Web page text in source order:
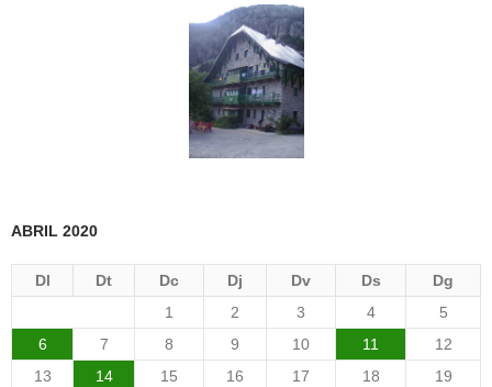
ABRIL 2020
Dl Dt Dc Dj Dv Ds
Dg
1
2 3 4
5
6
7 8 9 10 11
12
13
14 15 16 17 18
19